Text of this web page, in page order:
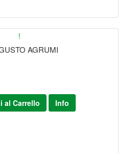
!
AGRUMI
al Carrello Info